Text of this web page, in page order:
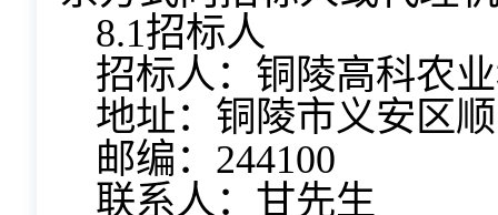
8.1招标人
招标人：铜陵高科农
地址：铜陵市义安区
邮编：244100
联系人：甘先生